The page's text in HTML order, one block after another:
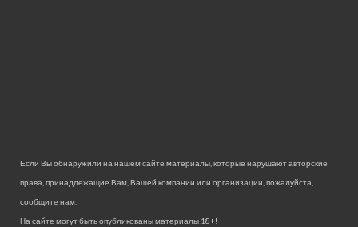
Если Вы обнаружили на нашем сайте материалы, которые нарушают авторские
права, принадлежащие Вам, Вашей компании или организации, пожалуйста,
сообщите нам.
На сайте могут быть опубликованы материалы 18+!